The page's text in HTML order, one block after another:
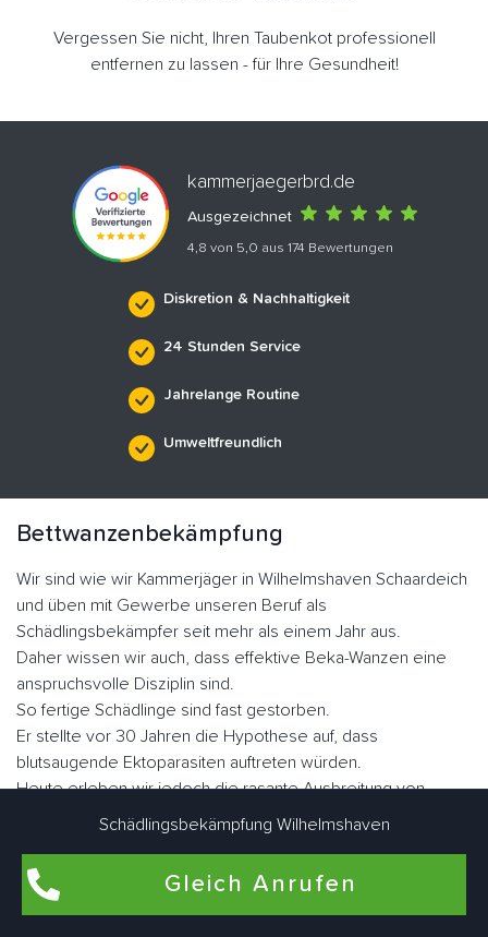
Vergessen Sie nicht, Ihren Taubenkot professionell
entfernen zu lassen - für Ihre Gesundheit!
kammerjaegerbrd.de
Ausgezeichnet
4,8 von 5,0 aus 174 Bewertungen
Diskretion & Nachhaltigkeit
24 Stunden Service
Jahrelange Routine
Umweltfreundlich
Bettwanzenbekämpfung
Wir sind wie wir Kammerjäger in Wilhelmshaven Schaardeich
und üben mit Gewerbe unseren Beruf als
Schädlingsbekämpfer seit mehr als einem Jahr aus.
Daher wissen wir auch, dass effektive Beka-Wanzen eine
anspruchsvolle Disziplin sind.
So fertige Schädlinge sind fast gestorben.
Er stellte vor 30 Jahren die Hypothese auf, dass
blutsaugende Ektoparasiten auftreten würden.
Heute erleben wir jedoch die rasante Ausbreitung von
Plattwürmern dank Resistenzen.
sehr gut angepasst.
Er hat seine Flügel verloren, seinen Körper, was dazu
geführt hat, dass er sich in vielen Ecken und Winkeln
Schädlingsbekämpfung Wilhelmshaven
Gleich Anrufen